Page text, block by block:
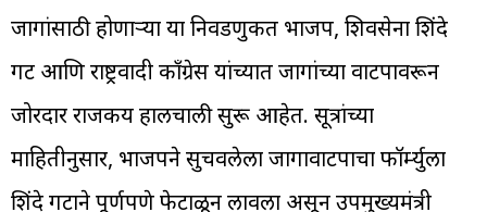
जागांसाठी होणाऱ्या या निवडणुकीत भाजप, शिवसेना शिंदे
गट आणि राष्ट्रवादी काँग्रेस यांच्यात जागांच्या वाटपावरून
जोरदार राजकीय हालचाली सुरू आहेत. सूत्रांच्या
माहितीनुसार, भाजपने सुचवलेला जागावाटपाचा फॉर्म्युला
शिंदे गटाने पूर्णपणे फेटाळून लावला असून उपमुख्यमंत्री